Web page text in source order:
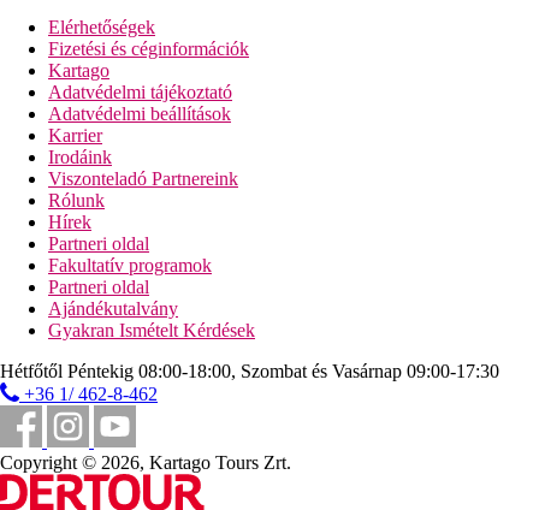
Elérhetőségek
Fizetési és céginformációk
Kartago
Adatvédelmi tájékoztató
Adatvédelmi beállítások
Karrier
Irodáink
Viszonteladó Partnereink
Rólunk
Hírek
Partneri oldal
Fakultatív programok
Partneri oldal
Ajándékutalvány
Gyakran Ismételt Kérdések
Hétfőtől Péntekig 08:00-18:00, Szombat és Vasárnap 09:00-17:30
+36 1/ 462-8-462
Copyright © 2026, Kartago Tours Zrt.